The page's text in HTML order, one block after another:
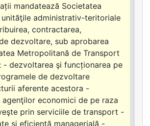
mandatează Societatea
administrativ-teritoriale
contractarea,
dezvoltare, sub aprobarea
Metropolitană de Transport
dezvoltarea şi funcționarea pe
de dezvoltare
aferente acestora -
economici de pe raza
prin serviciile de transport -
şi eficientă managerială -